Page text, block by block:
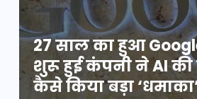
27 साल का हुआ
शुरू हुई कंपनी ने AI की
कैसे किया बड़ा